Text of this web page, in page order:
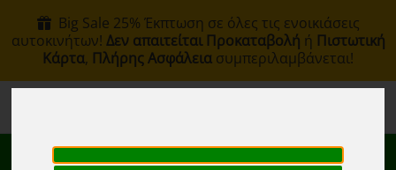
Big Sale 25% Έκπτωση σε όλες τις ενοικιάσεις
αυτοκινήτων! Δεν απαιτείται Προκαταβολή ή Πιστωτική
Κάρτα, Πλήρης Ασφάλεια συμπεριλαμβάνεται!